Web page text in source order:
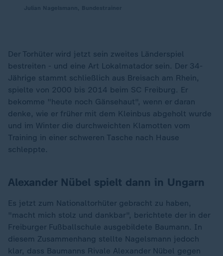
Der Torhüter wird jetzt sein zweites Länderspiel
bestreiten - und eine Art Lokalmatador sein. Der 34-
Jährige stammt schließlich aus Breisach am Rhein,
spielte von 2000 bis 2014 beim SC Freiburg. Er
bekomme "heute noch Gänsehaut", wenn er daran
denke, wie er früher mit dem Kleinbus abgeholt wurde
und im Winter die durchweichten Klamotten vom
Training in einer schweren Tasche nach Hause
schleppte.
Alexander Nübel spielt dann in Ungarn
Es jetzt zum Nationaltorhüter gebracht zu haben,
"macht mich stolz und dankbar", berichtete der in der
Freiburger Fußballschule ausgebildete Baumann. In
diesem Zusammenhang stellte Nagelsmann jedoch
klar, dass Baumanns Rivale Alexander Nübel gegen